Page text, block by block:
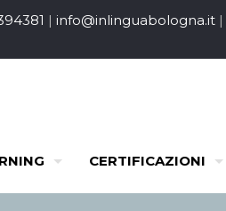
| info@inlinguabologna.it |
CERTIFICAZIONI